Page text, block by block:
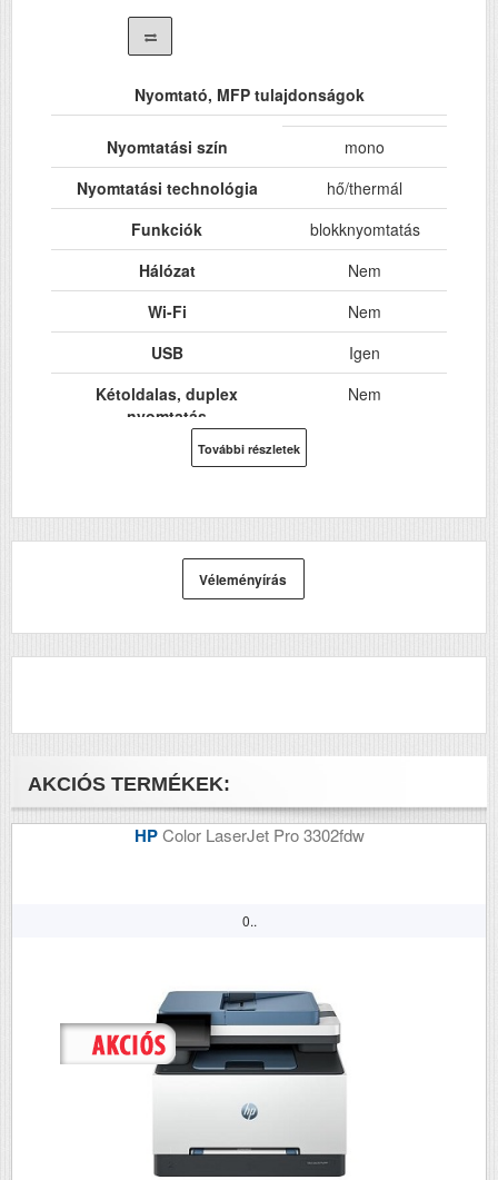
Nyomtató, MFP tulajdonságok
Nyomtatási szín
mono
Nyomtatási technológia
hő/thermál
Funkciók
blokknyomtatás
Hálózat
Nem
Wi-Fi
Nem
USB
Igen
Kétoldalas, duplex
nyomtatás
Nem
ADF (automatikus
DADF (automatikus
kétoldalas lapolvasás)
Nem
RAM (MB)
További részletek
Véleményírás
AKCIÓS TERMÉKEK:
HPColor LaserJet Pro 3302fdw
0..